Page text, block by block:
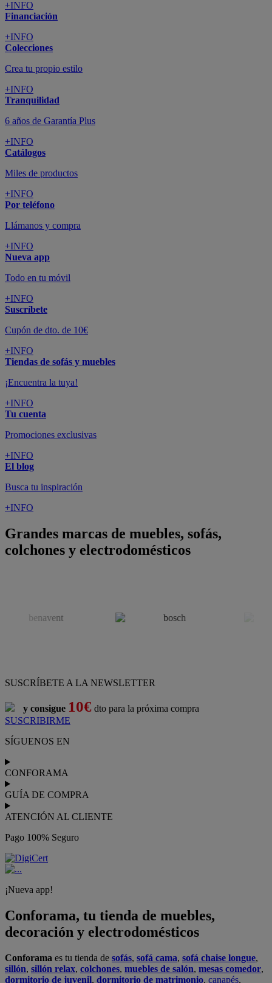
+INFO
Financiación
+INFO
Colecciones
Crea tu propio estilo
+INFO
Tranquilidad
6 años de Garantía Plus
+INFO
Catálogos
Miles de productos
+INFO
Por teléfono
Llámanos y compra
+INFO
Nueva app
Todo en tu móvil
+INFO
Suscríbete
Cupón de dto. de 10€
+INFO
Tiendas de sofás y muebles
¡Encuentra la tuya!
+INFO
Tu cuenta
Promociones exclusivas
+INFO
El blog
Busca tu inspiración
+INFO
Grandes marcas de muebles, sofás,
colchones y electrodomésticos
SUSCRÍBETE A LA NEWSLETTER
y consigue 10€ dto para la próxima compra
SUSCRIBIRME
SÍGUENOS EN
CONFORAMA
GUÍA DE COMPRA
ATENCIÓN AL CLIENTE
Pago 100% Seguro
¡Nueva app!
Conforama, tu tienda de muebles,
decoración y electrodomésticos
Conforama es tu tienda de sofás, sofá cama, sofá chaise longue,
sillón, sillón relax, colchones, muebles de salón, mesas comedor,
dormitorio de juvenil, dormitorio de matrimonio, canapés,